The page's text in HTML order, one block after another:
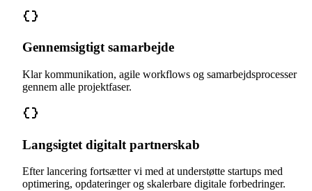
Gennemsigtigt samarbejde
Klar kommunikation, agile workflows og samarbejdsprocesser
gennem alle projektfaser.
Langsigtet digitalt partnerskab
Efter lancering fortsætter vi med at understøtte startups med
optimering, opdateringer og skalerbare digitale forbedringer.